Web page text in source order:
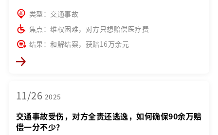
类型：交通事故
焦点：维权困难，对方只想赔偿医疗费
结果：和解结案，获赔16万余元
11/26 2025
交通事故受伤，对方全责还逃逸，如何确保90余万赔
偿一分不少？